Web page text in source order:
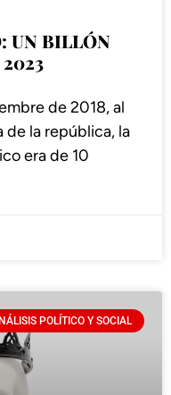
UN BILLÓN
de 2018, al
de la república, la
era de 10
POLÍTICO Y SOCIAL